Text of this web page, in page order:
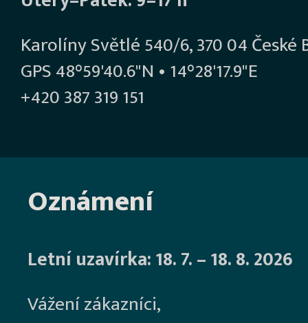
Karolíny Světlé 540/6, 370 04 České
GPS 48°59'40.6"N • 14°28'17.9"E
+420 387 319 151
Oznámení
Letní uzavírka: 18. 7. – 18. 8. 2026
Vážení zákazníci,